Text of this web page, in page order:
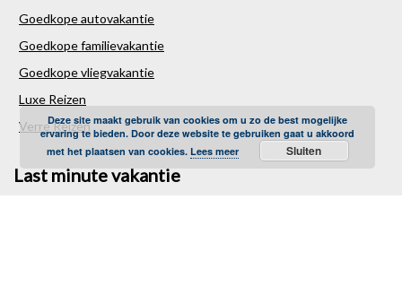
Goedkope autovakantie
Goedkope familievakantie
Goedkope vliegvakantie
Luxe Reizen
Verre Reizen
Last minute vakantie
Deze site maakt gebruik van cookies om u zo de best mogelijke
ervaring te bieden. Door deze website te gebruiken gaat u akkoord
met het plaatsen van cookies. Lees meer Sluiten